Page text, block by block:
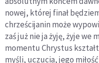
nowej, której finał
chrześcijanin może
zaś już nie ja żyję, żyje we
momentu Chrystus
myśli, uczucia, jego